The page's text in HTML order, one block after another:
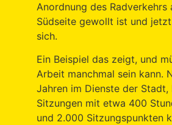
Anordnung des Radverkehrs
Südseite gewollt ist und
sich.
Ein Beispiel das zeigt, und
Arbeit manchmal sein kann.
Jahren im Dienste der Stadt,
Sitzungen mit etwa 400
und 2.000 Sitzungspunkten